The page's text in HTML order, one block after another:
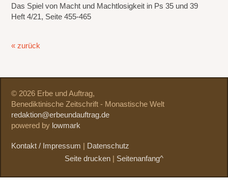
Das Spiel von Macht und Machtlosigkeit in Ps 35 und 39
Heft 4/21, Seite 455-465
« zurück
© 2026 Erbe und Auftrag,
Benediktinische Zeitschrift - Monastische Welt
redaktion@erbeundauftrag.de
powered by lowmark
Kontakt / Impressum
Datenschutz
Seite drucken
Seitenanfang^